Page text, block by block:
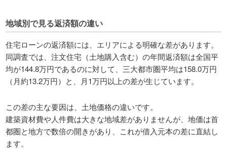
地域別で見る返済額の違い
住宅ローンの返済額には、エリアによる明確な差があります。
同調査では、注文住宅（土地購入含む）の年間返済額は全国平
均が144.8万円であるのに対して、三大都市圏平均は158.0万円
（月約13.2万円）と、月1万円以上の差が生じています。
この差の主な要因は、土地価格の違いです。
建築資材費や人件費は大きな地域差がありませんが、地価は首
都圏と地方で数倍の開きがあり、これが借入元本の差に直結し
ます。